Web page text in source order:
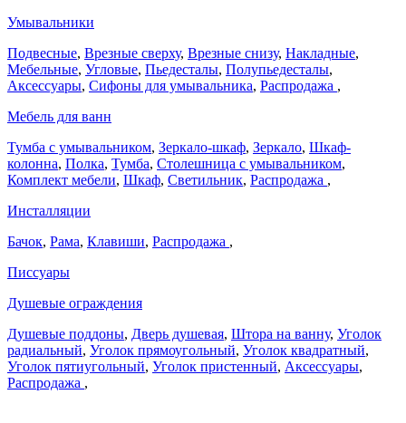
Умывальники
Подвесные, Врезные сверху, Врезные снизу, Накладные,
Мебельные, Угловые, Пьедесталы, Полупьедесталы,
Аксессуары, Сифоны для умывальника, Распродажа ,
Мебель для ванн
Тумба с умывальником, Зеркало-шкаф, Зеркало, Шкаф-
колонна, Полка, Тумба, Столешница с умывальником,
Комплект мебели, Шкаф, Светильник, Распродажа ,
Инсталляции
Бачок, Рама, Клавиши, Распродажа ,
Писсуары
Душевые ограждения
Душевые поддоны, Дверь душевая, Штора на ванну, Уголок
радиальный, Уголок прямоугольный, Уголок квадратный,
Уголок пятиугольный, Уголок пристенный, Аксессуары,
Распродажа ,